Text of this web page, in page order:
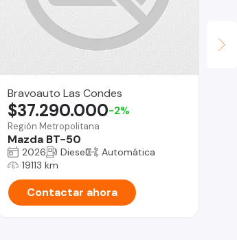
Bravoauto Las Condes
Región Metropolitana
Mazda BT-50
$37.290.000-2%
2026 Diesel
Automática
19113 km
Contactar ahora